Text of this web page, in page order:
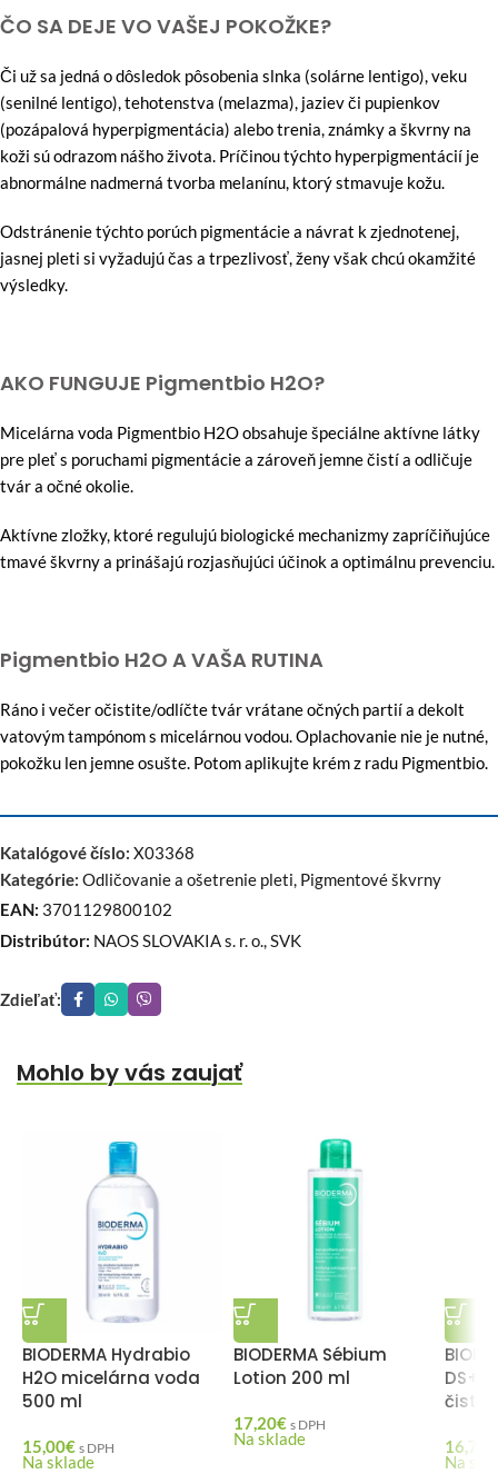
ČO SA DEJE VO VAŠEJ POKOŽKE?
Či už sa jedná o dôsledok pôsobenia slnka (solárne lentigo), veku
(senilné lentigo), tehotenstva (melazma), jaziev či pupienkov
(pozápalová hyperpigmentácia) alebo trenia, známky a škvrny na
koži sú odrazom nášho života. Príčinou týchto hyperpigmentácií je
abnormálne nadmerná tvorba melanínu, ktorý stmavuje kožu.
Odstránenie týchto porúch pigmentácie a návrat k zjednotenej,
jasnej pleti si vyžadujú čas a trpezlivosť, ženy však chcú okamžité
výsledky.
AKO FUNGUJE Pigmentbio H2O?
Micelárna voda Pigmentbio H2O obsahuje špeciálne aktívne látky
pre pleť s poruchami pigmentácie a zároveň jemne čistí a odličuje
tvár a očné okolie.
Aktívne zložky, ktoré regulujú biologické mechanizmy zapríčiňujúce
tmavé škvrny a prinášajú rozjasňujúci účinok a optimálnu prevenciu.
Pigmentbio H2O A VAŠA RUTINA
Ráno i večer očistite/odlíčte tvár vrátane očných partií a dekolt
vatovým tampónom s micelárnou vodou. Oplachovanie nie je nutné,
pokožku len jemne osušte. Potom aplikujte krém z radu Pigmentbio.
Katalógové číslo: X03368
Kategórie: Odličovanie a ošetrenie pleti, Pigmentové škvrny
EAN: 3701129800102
Distribútor: NAOS SLOVAKIA s. r. o., SVK
Zdieľať:
Mohlo by vás zaujať
BIODERMA Hydrabio
H2O micelárna voda
500 ml
15,00€ s DPH
Na sklade
BIODERMA Sébium
Lotion 200 ml
17,20€ s DPH
Na sklade
DS+
16,70
Na